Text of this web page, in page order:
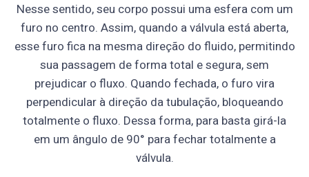
Nesse sentido, seu corpo possui uma esfera com um
furo no centro. Assim, quando a válvula está aberta,
esse furo fica na mesma direção do fluido, permitindo
sua passagem de forma total e segura, sem
prejudicar o fluxo. Quando fechada, o furo vira
perpendicular à direção da tubulação, bloqueando
totalmente o fluxo. Dessa forma, para basta girá-la
em um ângulo de 90° para fechar totalmente a
válvula.